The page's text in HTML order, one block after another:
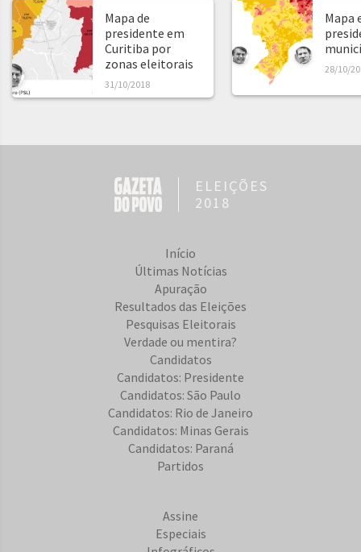
Mapa de
presidente em
Curitiba por
zonas eleitorais
31/10/2018
Mapa
28/10/
ELEIÇÕES
2018
Início
Últimas Notícias
Apuração
Resultados das Eleições
Pesquisas Eleitorais
Verdade ou mentira?
Candidatos
Candidatos: Presidente
Candidatos: São Paulo
Candidatos: Rio de Janeiro
Candidatos: Minas Gerais
Candidatos: Paraná
Partidos
Assine
Especiais